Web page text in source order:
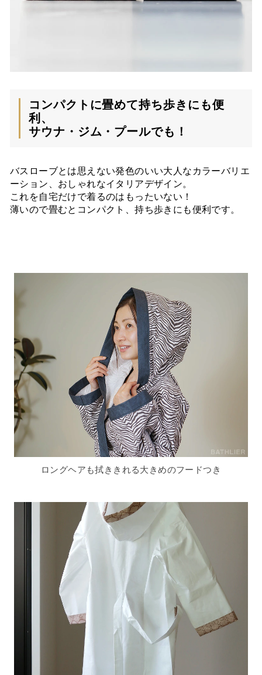
コンパクトに畳めて持ち歩きにも便
利、
サウナ・ジム・プールでも！
バスローブとは思えない発色のいい大人なカラーバリエ
ーション、おしゃれなイタリアデザイン。
これを自宅だけで着るのはもったいない！
薄いので畳むとコンパクト、持ち歩きにも便利です。
ロングヘアも拭ききれる大きめのフードつき